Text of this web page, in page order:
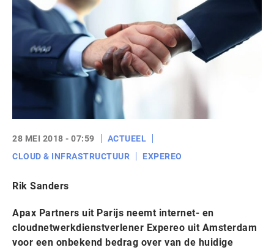
28 MEI 2018 - 07:59
ACTUEEL
CLOUD & INFRASTRUCTUUR
EXPEREO
Rik Sanders
Apax Partners uit Parijs neemt internet- en
cloudnetwerkdienstverlener Expereo uit Amsterdam
voor een onbekend bedrag over van de huidige